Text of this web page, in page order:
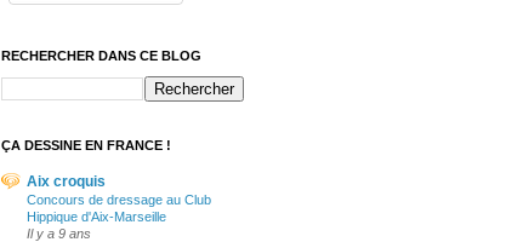
RECHERCHER DANS CE BLOG
ÇA DESSINE EN FRANCE !
Aix croquis
Concours de dressage au Club
Hippique d'Aix-Marseille
Il y a 9 ans